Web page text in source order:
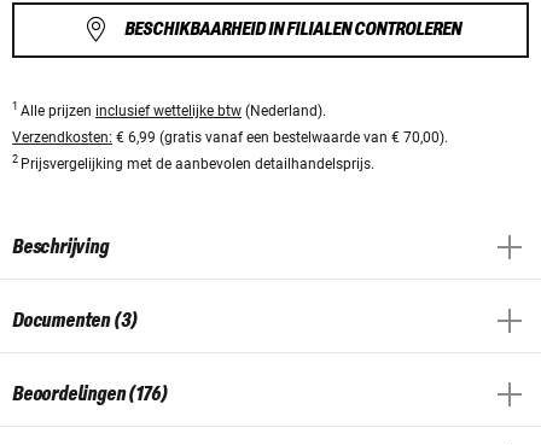
BESCHIKBAARHEID IN FILIALEN CONTROLEREN
1 Alle prijzen inclusief wettelijke btw (Nederland).
Verzendkosten: € 6,99 (gratis vanaf een bestelwaarde van € 70,00).
2 Prijsvergelijking met de aanbevolen detailhandelsprijs.
Beschrijving
Documenten (3)
Beoordelingen (176)